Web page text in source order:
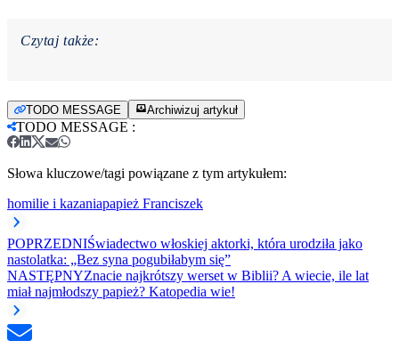
Czytaj także:
TODO MESSAGE Archiwizuj artykuł
TODO MESSAGE :
Słowa kluczowe/tagi powiązane z tym artykułem:
homilie i kazaniapapież Franciszek
POPRZEDNIŚwiadectwo włoskiej aktorki, która urodziła jako
nastolatka: „Bez syna pogubiłabym się”
NASTĘPNYZnacie najkrótszy werset w Biblii? A wiecie, ile lat
miał najmłodszy papież? Katopedia wie!